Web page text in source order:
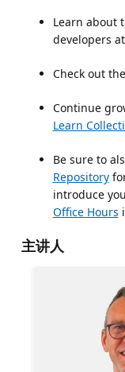
Learn about
developers at
Check out the
Continue
Learn
Be sure to
Repository
introduce
Office Hours
主讲人